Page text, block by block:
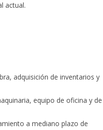
actual.
adquisición de inventarios y
equipo de oficina y de
a mediano plazo de